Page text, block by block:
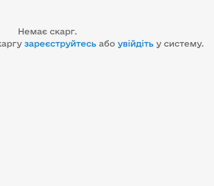
Немає скарг.
зареєструйтесь або увійдіть у систему.